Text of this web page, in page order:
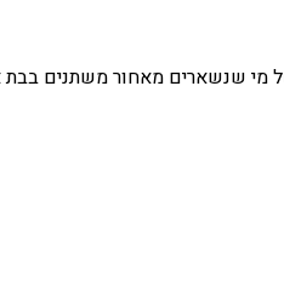
מי שנשארים מאחור משתנים